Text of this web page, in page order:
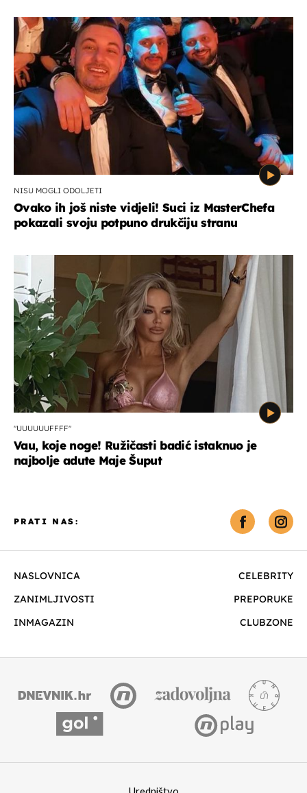
NISU MOGLI ODOLJETI
Ovako ih još niste vidjeli! Suci iz MasterChefa
pokazali svoju potpuno drukčiju stranu
"UUUUUUFFFF"
Vau, koje noge! Ružičasti badić istaknuo je
najbolje adute Maje Šuput
NASLOVNICA
CELEBRITY
ZANIMLJIVOSTI
PREPORUKE
INMAGAZIN
CLUBZONE
PRATI NAS: